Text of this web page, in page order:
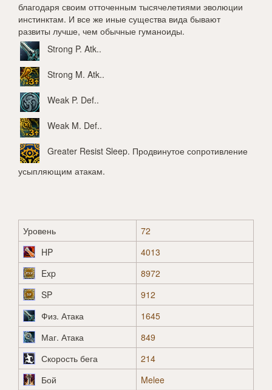
благодаря своим отточенным тысячелетиями эволюции
инстинктам. И все же иные существа вида бывают
развиты лучше, чем обычные гуманоиды.
Strong P. Atk..
Strong M. Atk..
Weak P. Def..
Weak M. Def..
Greater Resist Sleep. Продвинутое сопротивление
усыпляющим атакам.
Уровень
72
HP
4013
Exp
8972
SP
912
Физ. Атака
1645
Маг. Атака
849
Скорость бега
214
Бой
Melee